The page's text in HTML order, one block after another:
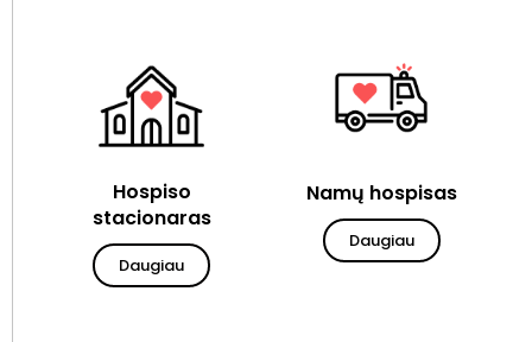
Hospiso
stacionaras
Daugiau
Namų hospisas
Daugiau